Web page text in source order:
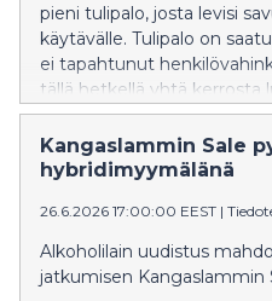
pieni tulipalo, josta levisi
käytävälle. Tulipalo on
ei tapahtunut
tällä hetkellä yhtä
normaalisti. Maisemasalin
peruttu. Kiitos
ripeästi toiminnasta.
Kangaslammin Sale
hybridimyymälänä
26.6.2026 17:00:00 EEST |
Alkoholilain uudistus
jatkumisen Kangaslammin